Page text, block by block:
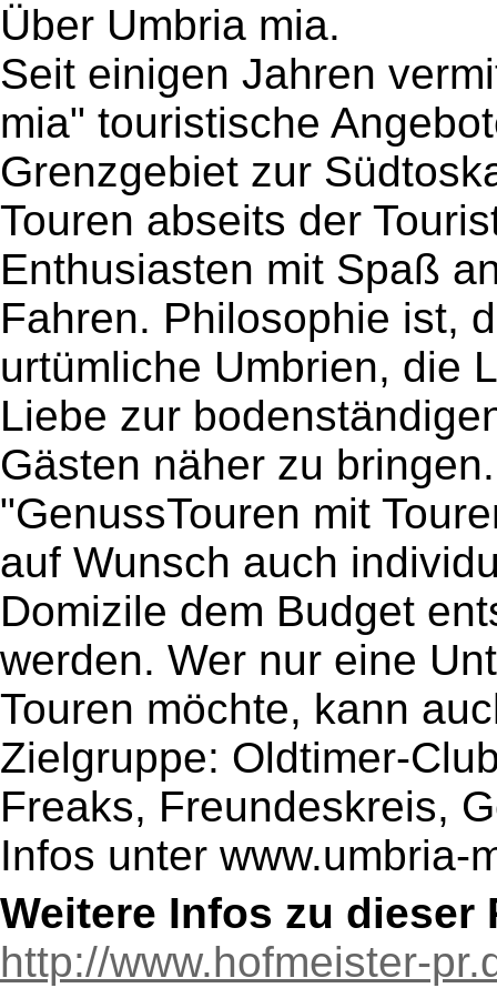
Über Umbria mia.
Seit einigen Jahren
mia" touristische
Grenzgebiet zur
Touren abseits der
Enthusiasten mit Spaß
Fahren. Philosophie ist,
urtümliche Umbrien, die
Liebe zur
Gästen näher zu
"GenussTouren mit
auf Wunsch auch
Domizile dem Budget
werden. Wer nur eine
Touren möchte, kann
Zielgruppe: Oldtimer-
Freaks, Freundeskreis,
Infos unter www.umbria-
Weitere Infos zu dieser
http://www.hofmeister-